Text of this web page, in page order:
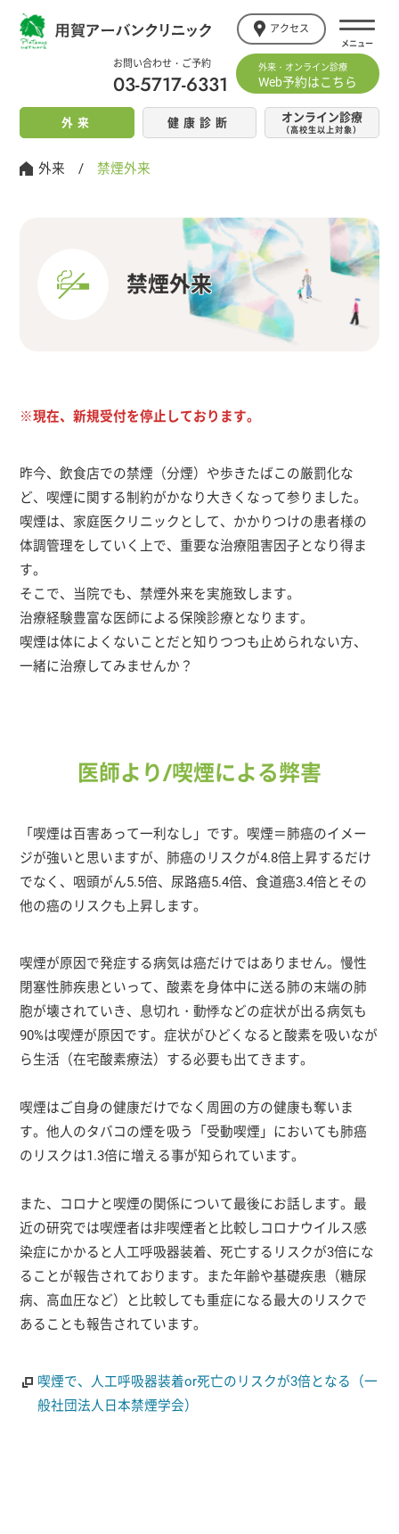
お問い合わせ・ご予約
03-5717-6331
外来・オンライン診療
Web予約はこちら
アクセス
外来 健康診断 オンライン診療
（高校生以上対象）
外来 / 禁煙外来
禁煙外来
※現在、新規受付を停止しております。
昨今、飲食店での禁煙（分煙）や歩きたばこの厳罰化な
ど、喫煙に関する制約がかなり大きくなって参りました。
喫煙は、家庭医クリニックとして、かかりつけの患者様の
体調管理をしていく上で、重要な治療阻害因子となり得ま
す。
そこで、当院でも、禁煙外来を実施致します。
治療経験豊富な医師による保険診療となります。
喫煙は体によくないことだと知りつつも止められない方、
一緒に治療してみませんか？
医師より/喫煙による弊害
「喫煙は百害あって一利なし」です。喫煙＝肺癌のイメー
ジが強いと思いますが、肺癌のリスクが4.8倍上昇するだけ
でなく、咽頭がん5.5倍、尿路癌5.4倍、食道癌3.4倍とその
他の癌のリスクも上昇します。
喫煙が原因で発症する病気は癌だけではありません。慢性
閉塞性肺疾患といって、酸素を身体中に送る肺の末端の肺
胞が壊されていき、息切れ・動悸などの症状が出る病気も
90%は喫煙が原因です。症状がひどくなると酸素を吸いなが
ら生活（在宅酸素療法）する必要も出てきます。
喫煙はご自身の健康だけでなく周囲の方の健康も奪いま
す。他人のタバコの煙を吸う「受動喫煙」においても肺癌
のリスクは1.3倍に増える事が知られています。
また、コロナと喫煙の関係について最後にお話します。最
近の研究では喫煙者は非喫煙者と比較しコロナウイルス感
染症にかかると人工呼吸器装着、死亡するリスクが3倍にな
ることが報告されております。また年齢や基礎疾患（糖尿
病、高血圧など）と比較しても重症になる最大のリスクで
あることも報告されています。
喫煙で、人工呼吸器装着or死亡のリスクが3倍となる（一
般社団法人日本禁煙学会）